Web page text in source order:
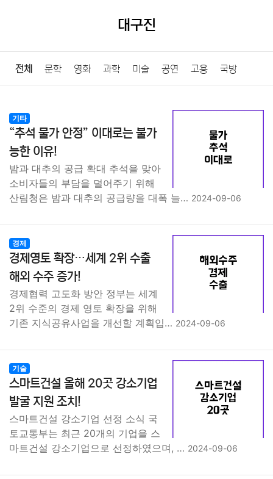
대구진
전체 문학 영화 과학 미술 공연 고용 국방
질병 가요 방송 일상 주식 블록체인
결혼 육아 반려동물 패션 미용
요리 상품리뷰 원예 금융 게임 스포츠 사진
대출 IT 컴퓨터 기술
종교 사회 정치 마케팅
부동산 외국어 교육 교통 생활
기타
“추석 물가 안정” 이대로는 불가
능한 이유!
밤과 대추의 공급 확대 추석을 맞아
소비자들의 부담을 덜어주기 위해
산림청은 밤과 대추의 공급량을 대폭 늘… 2024-09-06
경제
경제영토 확장…세계 2위 수출
해외 수주 증가!
경제협력 고도화 방안 정부는 세계
2위 수준의 경제 영토 확장을 위해
기존 지식공유사업을 개선할 계획입… 2024-09-06
기술
스마트건설 올해 20곳 강소기업
발굴 지원 조치!
스마트건설 강소기업 선정 소식 국
토교통부는 최근 20개의 기업을 스
마트건설 강소기업으로 선정하였으며, … 2024-09-06